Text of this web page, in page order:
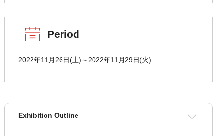
Period
2022年11月26日(土)～2022年11月29日(火)
Exhibition Outline